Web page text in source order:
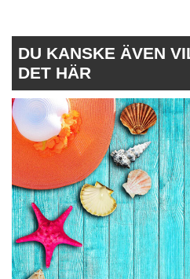
DU KANSKE ÄVEN
DET HÄR